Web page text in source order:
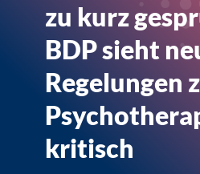
zu kurz
BDP sieht
Regelungen
kritisch